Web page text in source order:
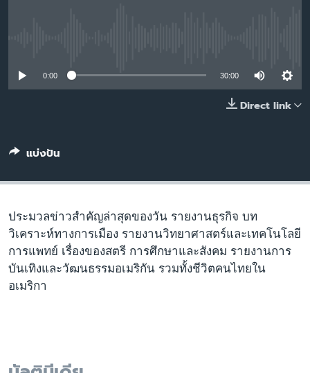
0:00 30:00
Direct link
แบ่งปัน
ประมวลข่าวสำคัญล่าสุดของวัน รายงานธุรกิจ บท
วิเคราะห์ทางการเมือง รายงานวิทยาศาสตร์และเทคโนโลยี
การแพทย์ เรื่องของสตรี การศึกษาและสังคม รายงานการ
บันเทิงและวัฒนธรรมอเมริกัน รวมทั้งชีวิตคนไทยใน
อเมริกา